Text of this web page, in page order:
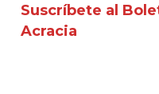
Suscríbete al
Acracia